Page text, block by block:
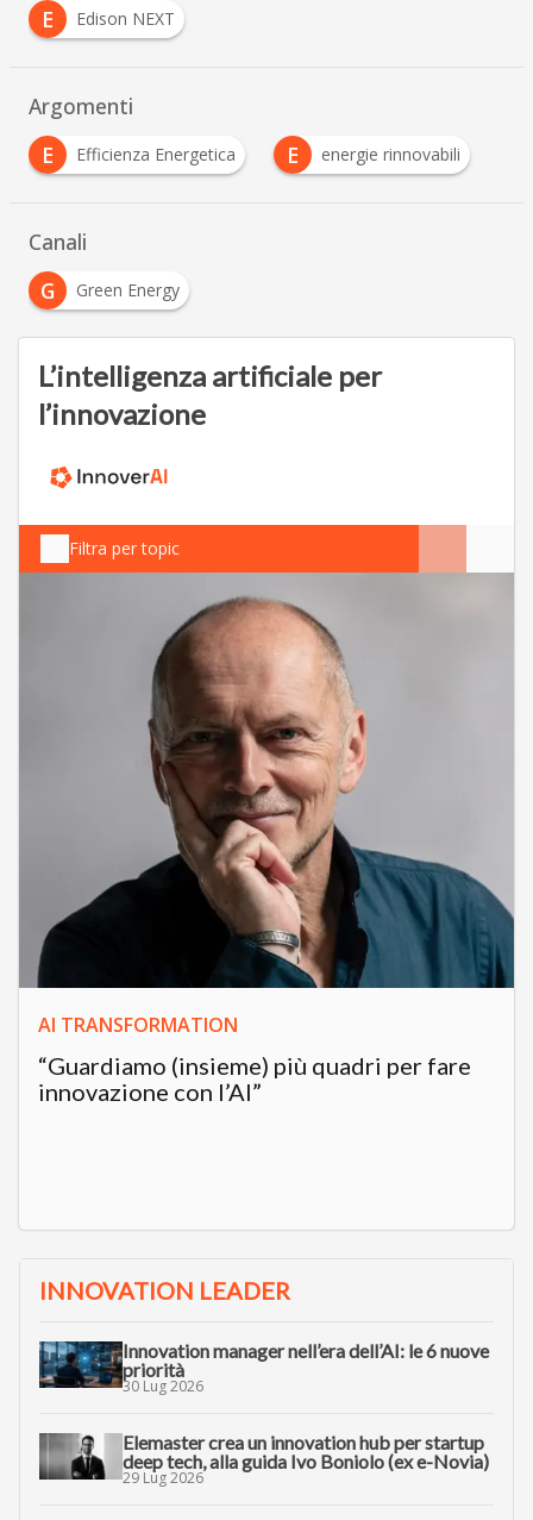
E
Edison NEXT
Argomenti
E
Efficienza Energetica E energie rinnovabili
Canali
G
Green Energy
L’intelligenza artificiale per
l’innovazione
Filtra per topic
AI TRANSFORMATION
“Guardiamo (insieme) più quadri per fare
innovazione con l’AI”
INNOVATION LEADER
Innovation manager nell’era dell’AI: le 6 nuove
priorità
30 Lug 2026
Elemaster crea un innovation hub per startup
deep tech, alla guida Ivo Boniolo (ex e-Novia)
29 Lug 2026